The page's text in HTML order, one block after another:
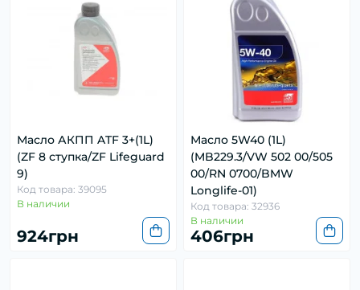
Масло АКПП ATF 3+(1L)
(ZF 8 ступка/ZF Lifeguard
9)
Код товара: 39095
В наличии
924грн
Масло 5W40 (1L)
(MB229.3/VW 502 00/505
00/RN 0700/BMW
Longlife-01)
Код товара: 32936
В наличии
406грн